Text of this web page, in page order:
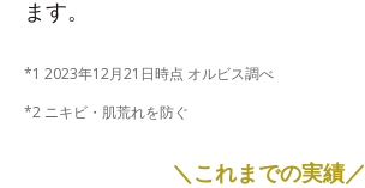
ます。
*1 2023年12月21日時点 オルビス調べ
*2 ニキビ・肌荒れを防ぐ
＼これまでの実績／